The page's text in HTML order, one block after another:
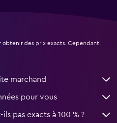
obtenir des prix exacts. Cependant,
marchand
pour vous
pas exacts à 100 % ?